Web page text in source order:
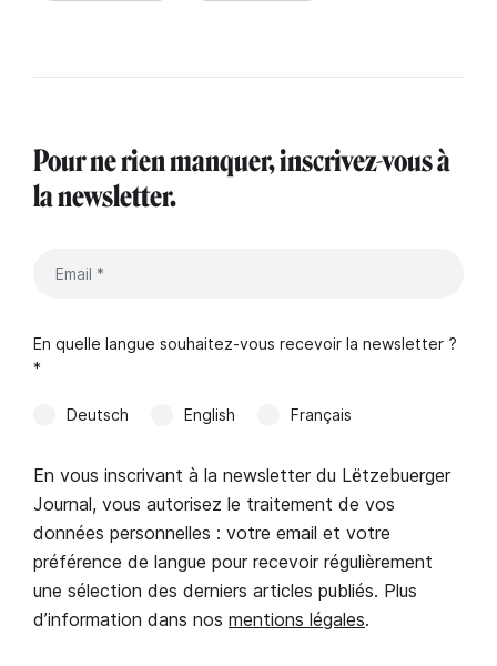
Pour ne rien manquer, inscrivez-vous à
la newsletter.
En quelle langue souhaitez-vous recevoir la newsletter ?
*
Deutsch English Français
En vous inscrivant à la newsletter du Lëtzebuerger
Journal, vous autorisez le traitement de vos
données personnelles : votre email et votre
préférence de langue pour recevoir régulièrement
une sélection des derniers articles publiés. Plus
d’information dans nos mentions légales.